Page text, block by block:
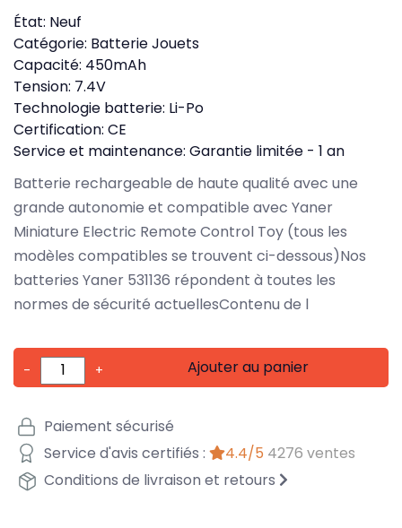
État: Neuf
Catégorie: Batterie Jouets
Capacité: 450mAh
Tension: 7.4V
Technologie batterie: Li-Po
Certification: CE
Service et maintenance: Garantie limitée - 1 an
Batterie rechargeable de haute qualité avec une
grande autonomie et compatible avec Yaner
Miniature Electric Remote Control Toy (tous les
modèles compatibles se trouvent ci-dessous)Nos
batteries Yaner 531136 répondent à toutes les
normes de sécurité actuellesContenu de l
- + Ajouter au panier
Paiement sécurisé
Service d'avis certifiés :
4.4/5 4276 ventes
Conditions de livraison et retours